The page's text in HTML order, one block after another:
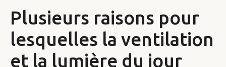
Plusieurs raisons pour
lesquelles la ventilation
et la lumière du jour